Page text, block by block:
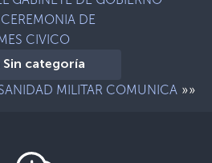
DE
CIVICO
Sin categoría
MILITAR COMUNICA »»